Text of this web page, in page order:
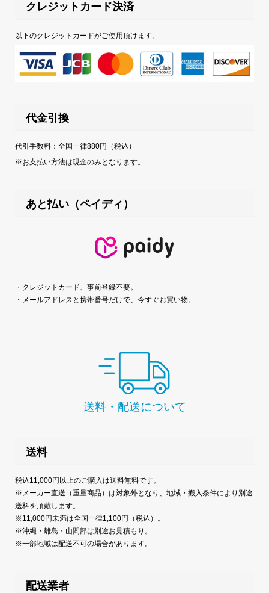
クレジットカード決済
以下のクレジットカードがご使用頂けます。
代金引換
代引手数料：全国一律880円（税込）
※お支払い方法は現金のみとなります。
あと払い（ペイディ）
・クレジットカード、事前登録不要。
・メールアドレスと携帯番号だけで、今すぐお買い物。
送料・配送について
送料
税込11,000円以上のご購入は送料無料です。
※メーカー直送（重量商品）は対象外となり、地域・搬入条件により別途
送料を頂戴します。
※11,000円未満は全国一律1,100円（税込）。
※沖縄・離島・山間部は別途お見積もり。
※一部地域は配送不可の場合があります。
配送業者